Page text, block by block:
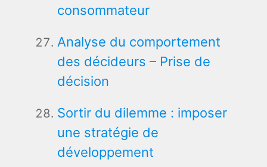
consommateur
Analyse du comportement
des décideurs – Prise de
décision
Sortir du dilemme : imposer
une stratégie de
développement